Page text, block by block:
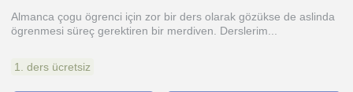
Almanca çogu ögrenci için zor bir ders olarak gözükse de aslinda
ögrenmesi süreç gerektiren bir merdiven. Derslerim...
1. ders ücretsiz